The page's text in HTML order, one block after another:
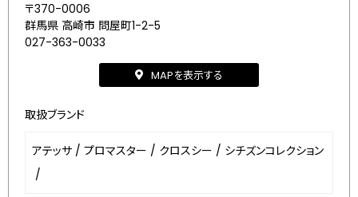
〒370-0006
群馬県 高崎市 問屋町1-2-5
027-363-0033
MAPを表示する
取扱ブランド
アテッサ / プロマスター / クロスシー / シチズンコレクション
/